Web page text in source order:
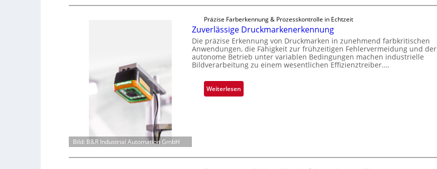
m
m
t
D
a
k
V
p
l
a
n
t
b
e
e
d
a
r
L
a
s
b
r
Bild: B&R Industrial Automation GmbH
Präzise Farberkennung & Prozesskontrolle in Echtzeit
Zuverlässige Druckmarkenerkennung
Die präzise Erkennung von Druckmarken in zunehmend farbkritischen
Anwendungen, die Fähigkeit zur frühzeitigen Fehlervermeidung und der
autonome Betrieb unter variablen Bedingungen machen industrielle
Bildverarbeitung zu einem wesentlichen Effizienztreiber.…
Weiterlesen:
Z